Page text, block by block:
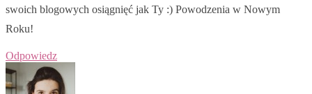
swoich blogowych osiągnięć jak Ty :) Powodzenia w Nowym
Roku!
Odpowiedz